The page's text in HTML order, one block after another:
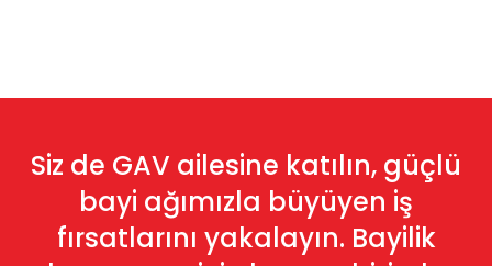
Siz de GAV ailesine katılın, güçlü
bayi ağımızla büyüyen iş
fırsatlarını yakalayın. Bayilik